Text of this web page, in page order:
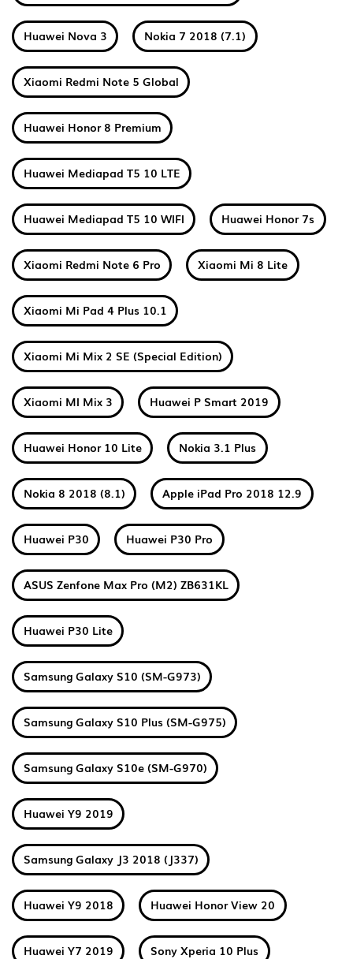
Huawei Nova 3 Nokia 7 2018 (7.1)
Xiaomi Redmi Note 5 Global
Huawei Honor 8 Premium
Huawei Mediapad T5 10 LTE
Huawei Mediapad T5 10 WIFI Huawei Honor 7s
Xiaomi Redmi Note 6 Pro Xiaomi Mi 8 Lite
Xiaomi Mi Pad 4 Plus 10.1
Xiaomi Mi Mix 2 SE (Special Edition)
Xiaomi MI Mix 3 Huawei P Smart 2019
Huawei Honor 10 Lite Nokia 3.1 Plus
Nokia 8 2018 (8.1) Apple iPad Pro 2018 12.9
Huawei P30 Huawei P30 Pro
ASUS Zenfone Max Pro (M2) ZB631KL
Huawei P30 Lite
Samsung Galaxy S10 (SM-G973)
Samsung Galaxy S10 Plus (SM-G975)
Samsung Galaxy S10e (SM-G970)
Huawei Y9 2019
Samsung Galaxy J3 2018 (J337)
Huawei Y9 2018 Huawei Honor View 20
Huawei Y7 2019 Sony Xperia 10 Plus